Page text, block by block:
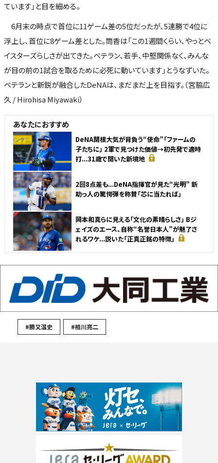
ています」と目を細める。
6月末の時点で首位に11ゲーム差の5位だったが、5連勝で4位に
浮上し、首位に8ゲーム差とした。筒香は「この1週間くらい、やっとベ
イスターズらしさが出てきた。ベテラン、若手、中堅関係なく、みんな
が目の前の1試合を取るために必死に動いています」とうなずいた。
ベテランと新鋭が融合したDeNAは、まだまだ上を目指す。（宮脇広
久 / Hirohisa Miyawaki）
あなたにおすすめ
DeNA関根大気が背負う“使命”「ファームの
子たちに」 2軍で見つけた価値→初先発で適時
打...31歳で開いた新境地
2回8点差も...DeNA指揮官が見た“光明” 新
助っ人の驚愕弾を称賛「芯に当たれば」
NEW
岡本和真らに見える「文化の素晴らしさ」 Bジ
ェイズのエース、自称“名誉日本人”が魅了さ
れるワケ...説いた「正真正銘の特徴」
#勝又温史 #相川亮二